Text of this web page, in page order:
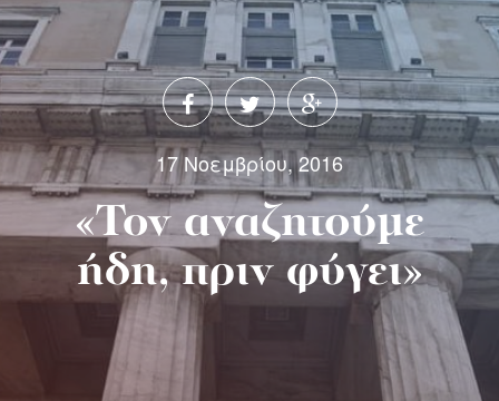
17 Νοεμβρίου, 2016
«Τον αναζητούμε
ήδη, πριν φύγει»